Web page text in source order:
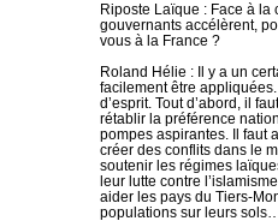
Riposte Laïque : Face à la
gouvernants accélèrent,
vous à la France ?
Roland Hélie : Il y a un
facilement être
d’esprit. Tout d’abord, il
rétablir la préférence
pompes aspirantes. Il faut
créer des conflits dans le
soutenir les régimes
leur lutte contre
aider les pays du Tiers-
populations sur leurs